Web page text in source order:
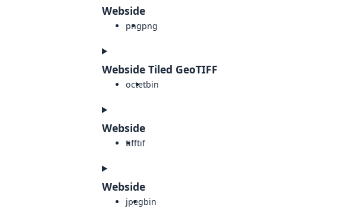
Webside
pngpng
Webside Tiled GeoTIFF
octetbin
Webside
tifftif
Webside
jpegbin